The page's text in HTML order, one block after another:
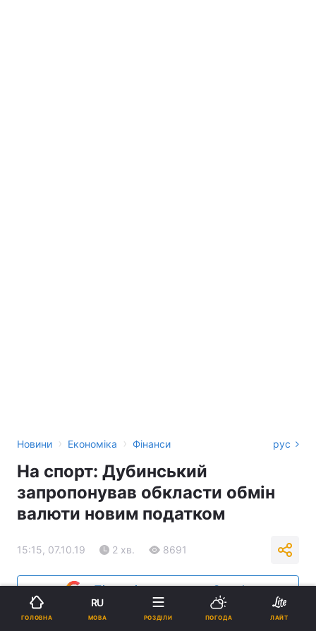
Новини › Економіка › Фінанси рус
На спорт: Дубинський
запропонував обкласти обмін
валюти новим податком
15:15, 07.10.19 2 хв. 8691
Підпишіться на нас в Google
ГОЛОВНА
RU
МОВА РОЗДІЛИ ПОГОДА ЛАЙТ